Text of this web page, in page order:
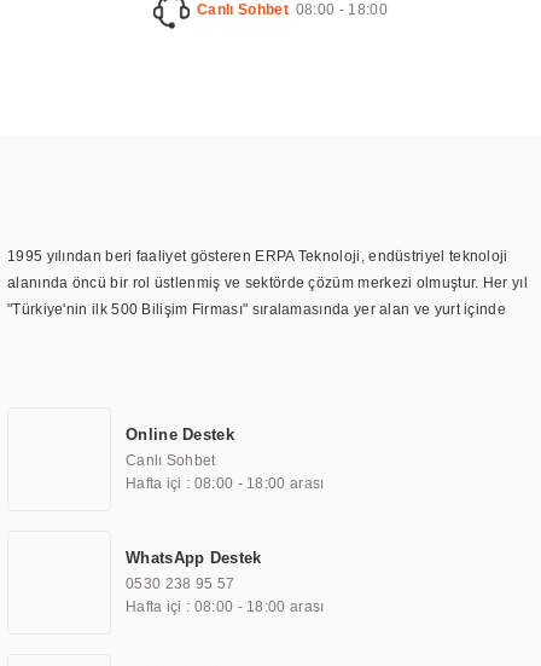
Canlı Sohbet 08:00 - 18:00
1995 yılından beri faaliyet gösteren ERPA Teknoloji, endüstriyel teknoloji
alanında öncü bir rol üstlenmiş ve sektörde çözüm merkezi olmuştur. Her yıl
"Türkiye'nin ilk 500 Bilişim Firması" sıralamasında yer alan ve yurt içinde
TOCHI markası altında kendi ürettiği ürünlerde kullanmıştır. Günümüzde
TOCHI; videowall, digital signage, kiosk, totem, akıllı durak ekranı, araç içi
ekran, asansör ekranı, digital menüboard, marin ekran, medikal ekran,
ekranları, endüstriyel ekranlar, kapı önü bilgi ekranları, panel PC,
endüstriyel Panel PC, mini PC, endüstriyel mini PC ve akıllı bina sistemleri
gibi çözümleri 4.5" ile 110” boyutları arasında üretebilirken, ayrıca standart
Online Destek
Canlı Sohbet
Hafta içi : 08:00 - 18:00 arası
WhatsApp Destek
0530 238 95 57
Hafta içi : 08:00 - 18:00 arası